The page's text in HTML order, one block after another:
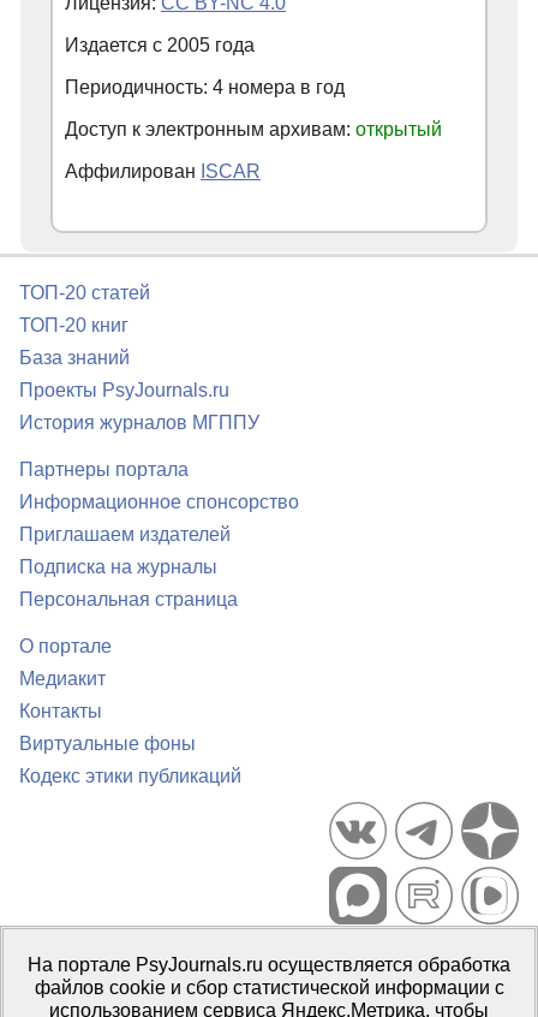
Издается с 2005 года
Периодичность: 4 номера в год
Доступ к электронным архивам: открытый
Аффилирован ISCAR
ТОП-20 статей
ТОП-20 книг
База знаний
Проекты PsyJournals.ru
История журналов МГППУ
Партнеры портала
Информационное спонсорство
Приглашаем издателей
Подписка на журналы
Персональная страница
О портале
Медиакит
Контакты
Виртуальные фоны
Кодекс этики публикаций
Портал психологических изданий PsyJournals.ru, 2007–2026
Правила использования материалов
Свидетельство регистрации СМИЭл № ФС77-66447 от 14 июля
На портале PsyJournals.ru осуществляется обработка
файлов cookie и сбор статистической информации с
использованием сервиса Яндекс.Метрика, чтобы